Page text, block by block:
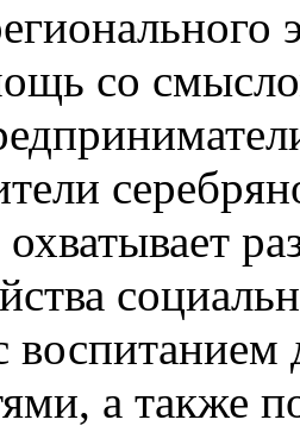
со
воспитанием
а также